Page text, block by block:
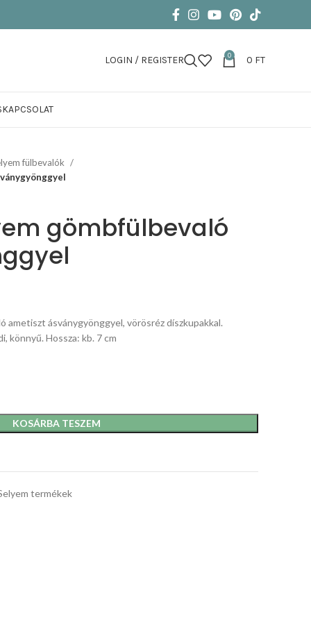
LOGIN / REGISTER 0 0 FT
KAPCSOLAT
fülbevalók
gömbfülbevaló
ametiszt ásványgyönggyel, vörösréz díszkupakkal.
könnyű. Hossza: kb. 7 cm
KOSÁRBA TESZEM
termékek